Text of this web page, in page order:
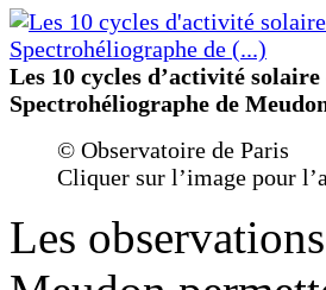
Les 10 cycles d’activité
Spectrohéliographe de
© Observatoire de Paris
Cliquer sur l’image pour
Les